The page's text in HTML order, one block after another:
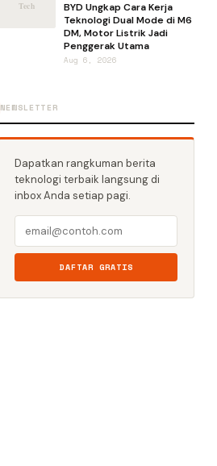
BYD Ungkap Cara Kerja
Teknologi Dual Mode di M6
DM, Motor Listrik Jadi
Penggerak Utama
Aug 6, 2026
NEWSLETTER
Dapatkan rangkuman berita
teknologi terbaik langsung di
inbox Anda setiap pagi.
DAFTAR GRATIS